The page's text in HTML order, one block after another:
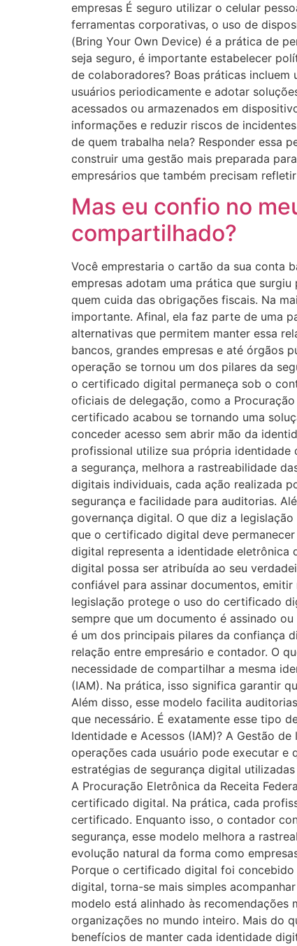
empresas É seguro utilizar o celular
ferramentas corporativas, o uso de
(Bring Your Own Device) é a prática de
seja seguro, é importante estabelecer
de colaboradores? Boas práticas
usuários periodicamente e adotar
acessados ou armazenados em
informações e reduzir riscos de
de quem trabalha nela? Responder essa
construir uma gestão mais preparada
empresários que também precisam
Mas eu confio no
compartilhado?
Você emprestaria o cartão da sua conta
empresas adotam uma prática que
quem cuida das obrigações fiscais. Na
importante. Afinal, ela faz parte de uma
alternativas que permitem manter essa
bancos, grandes empresas e até órgãos
operação se tornou um dos pilares da
o certificado digital permaneça sob o
oficiais de delegação, como a
certificado acabou se tornando uma
conceder acesso sem abrir mão da
profissional utilize sua própria identidade
a segurança, melhora a rastreabilidade
digitais individuais, cada ação realizada
segurança e facilidade para auditorias.
governança digital. O que diz a
que o certificado digital deve
digital representa a identidade eletrônica
digital possa ser atribuída ao seu
confiável para assinar documentos,
legislação protege o uso do certificado
sempre que um documento é assinado
é um dos principais pilares da confiança
relação entre empresário e contador. O
necessidade de compartilhar a mesma
(IAM). Na prática, isso significa garantir
Além disso, esse modelo facilita
que necessário. É exatamente esse tipo
Identidade e Acessos (IAM)? A Gestão
operações cada usuário pode executar e
estratégias de segurança digital
A Procuração Eletrônica da Receita
certificado digital. Na prática, cada
certificado. Enquanto isso, o contador
segurança, esse modelo melhora a
evolução natural da forma como
Porque o certificado digital foi
digital, torna-se mais simples
modelo está alinhado às
organizações no mundo inteiro. Mais do
benefícios de manter cada identidade